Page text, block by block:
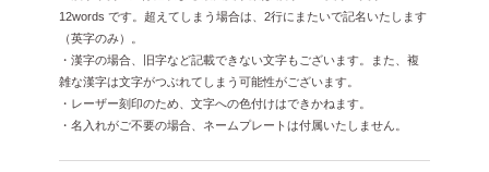
12words です。超えてしまう場合は、2行にまたいで記名いたします
（英字のみ）。
・漢字の場合、旧字など記載できない文字もございます。また、複
雑な漢字は文字がつぶれてしまう可能性がございます。
・レーザー刻印のため、文字への色付けはできかねます。
・名入れがご不要の場合、ネームプレートは付属いたしません。